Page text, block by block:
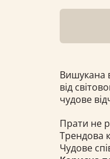
Вишукана
від
чудове
Прати не
Трендова
Чудове